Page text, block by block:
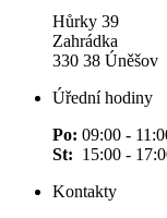
Hůrky 39
Zahrádka
330 38 Úněšov
Úřední hodiny
Po: 09:00 -
St: 15:00 -
Kontakty